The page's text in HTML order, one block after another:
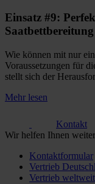
Einsatz #9:
Wie können mit nur
Voraussetzungen für
stellt sich der
Mehr lesen
Kontakt
Wir helfen Ihnen
Kontaktformular
Vertrieb
Vertrieb weltweit